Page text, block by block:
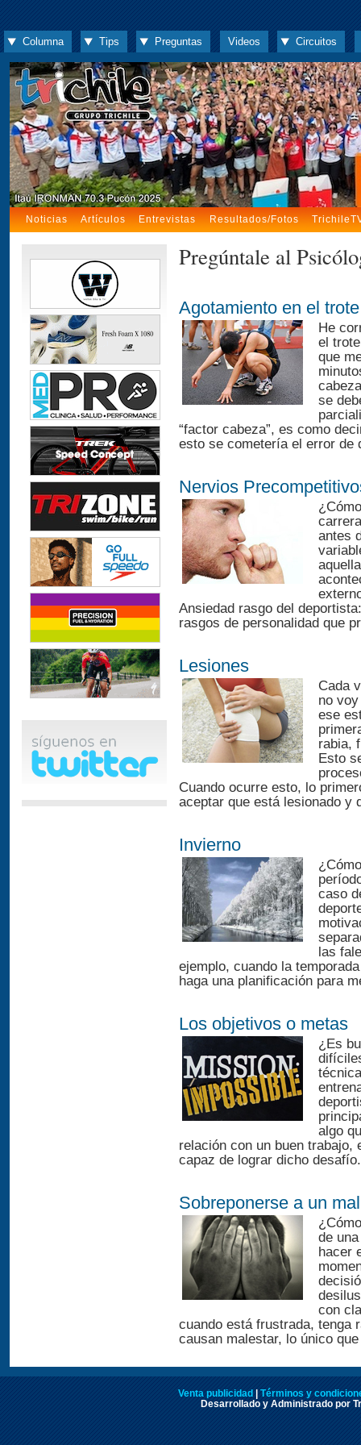
Columna Tips Preguntas Videos Circuitos
Noticias Artículos Entrevistas Resultados/Fotos
Pregúntale al
Agotamiento en el
He
el
que
se
“factor cabeza”, es como
esto se cometería el error
Nervios
antes
Ansiedad rasgo del
rasgos de personalidad que
Lesiones
Cada
no
ese
rabia,
Esto
Cuando ocurre esto, lo
aceptar que está lesionado y
Invierno
caso
las
ejemplo, cuando la
haga una planificación para
Los objetivos o metas
¿Es
algo
relación con un buen
capaz de lograr dicho
Sobreponerse a un
de
hacer
con
cuando está frustrada, tenga
causan malestar, lo único
Venta publicidad
Términos y
Desarrollado y Administrado por